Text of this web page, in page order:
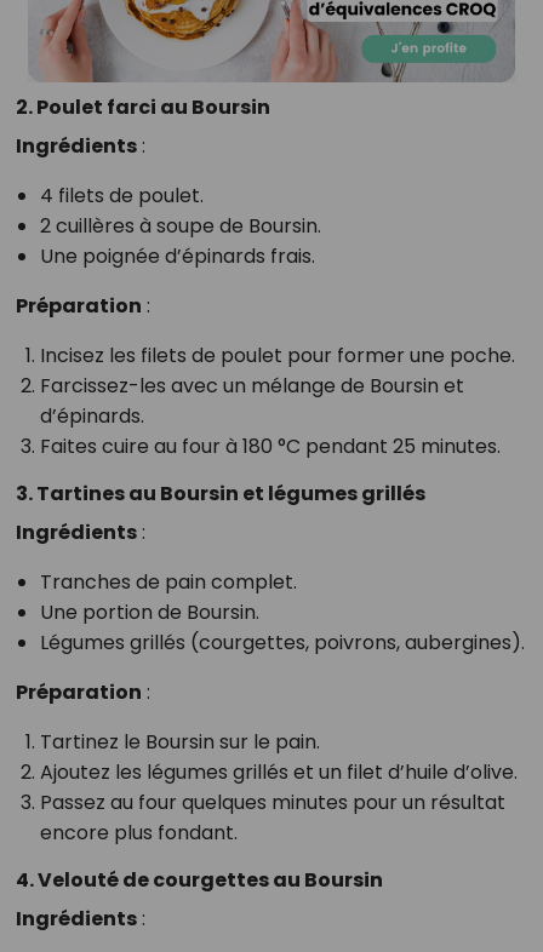
2. Poulet farci au Boursin
Ingrédients:
4 filets de poulet.
2 cuillères à soupe de Boursin.
Une poignée d’épinards frais.
Préparation :
Incisez les filets de poulet pour former une poche.
Farcissez-les avec un mélange de Boursin et
d’épinards.
Faites cuire au four à 180 °C pendant 25 minutes.
3. Tartines au Boursin et légumes grillés
Ingrédients:
Tranches de pain complet.
Une portion de Boursin.
Légumes grillés (courgettes, poivrons, aubergines).
Préparation :
Tartinez le Boursin sur le pain.
Ajoutez les légumes grillés et un filet d’huile d’olive.
Passez au four quelques minutes pour un résultat
encore plus fondant.
4. Velouté de courgettes au Boursin
Ingrédients: